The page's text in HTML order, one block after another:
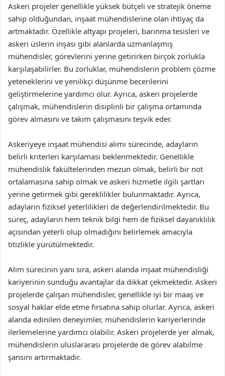
Askeri projeler genellikle yüksek bütçeli ve stratejik öneme
sahip olduğundan, inşaat mühendislerine olan ihtiyaç da
artmaktadır. Özellikle altyapı projeleri, barınma tesisleri ve
askeri üslerin inşası gibi alanlarda uzmanlaşmış
mühendisler, görevlerini yerine getirirken birçok zorlukla
karşılaşabilirler. Bu zorluklar, mühendislerin problem çözme
yeteneklerini ve yenilikçi düşünme becerilerini
geliştirmelerine yardımcı olur. Ayrıca, askeri projelerde
çalışmak, mühendislerin disiplinli bir çalışma ortamında
görev almasını ve takım çalışmasını teşvik eder.
Askeriyeye inşaat mühendisi alımı sürecinde, adayların
belirli kriterleri karşılaması beklenmektedir. Genellikle
mühendislik fakültelerinden mezun olmak, belirli bir not
ortalamasına sahip olmak ve askeri hizmetle ilgili şartları
yerine getirmek gibi gereklilikler bulunmaktadır. Ayrıca,
adayların fiziksel yeterlilikleri de değerlendirilmektedir. Bu
süreç, adayların hem teknik bilgi hem de fiziksel dayanıklılık
açısından yeterli olup olmadığını belirlemek amacıyla
titizlikle yürütülmektedir.
Alım sürecinin yanı sıra, askeri alanda inşaat mühendisliği
kariyerinin sunduğu avantajlar da dikkat çekmektedir. Askeri
projelerde çalışan mühendisler, genellikle iyi bir maaş ve
sosyal haklar elde etme fırsatına sahip olurlar. Ayrıca, askeri
alanda edinilen deneyimler, mühendislerin kariyerlerinde
ilerlemelerine yardımcı olabilir. Askeri projelerde yer almak,
mühendislerin uluslararası projelerde de görev alabilme
şansını artırmaktadır.